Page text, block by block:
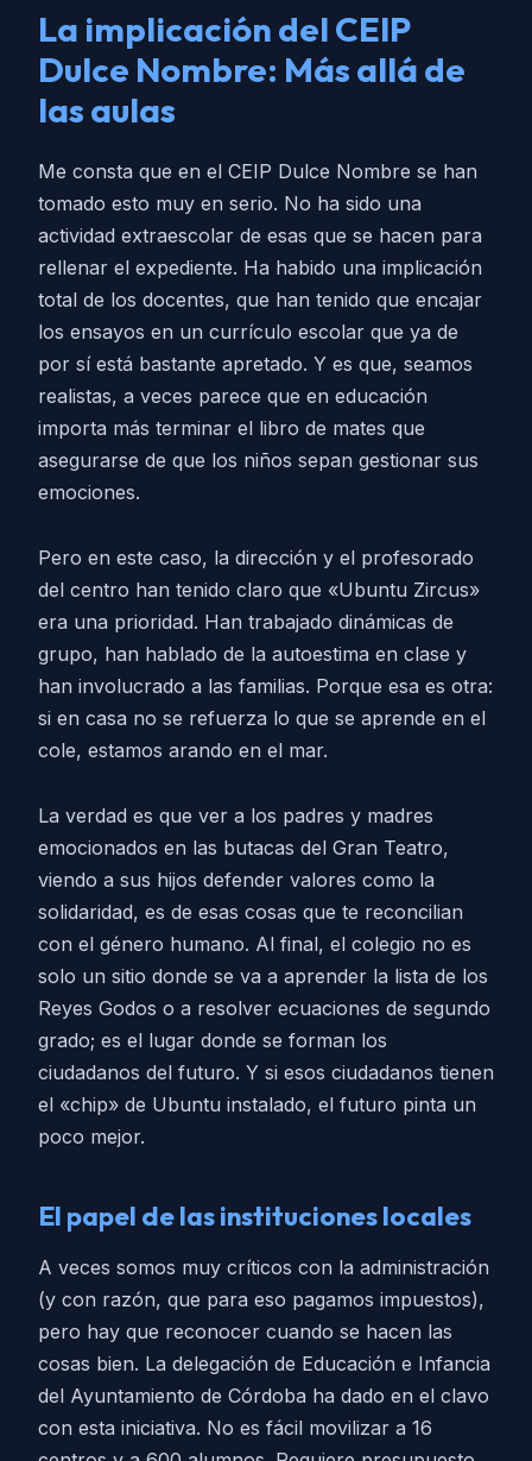
La implicación del CEIP
Dulce Nombre: Más allá de
las aulas
Me consta que en el CEIP Dulce Nombre se han
tomado esto muy en serio. No ha sido una
actividad extraescolar de esas que se hacen para
rellenar el expediente. Ha habido una implicación
total de los docentes, que han tenido que encajar
los ensayos en un currículo escolar que ya de
por sí está bastante apretado. Y es que, seamos
realistas, a veces parece que en educación
importa más terminar el libro de mates que
asegurarse de que los niños sepan gestionar sus
emociones.
Pero en este caso, la dirección y el profesorado
del centro han tenido claro que «Ubuntu Zircus»
era una prioridad. Han trabajado dinámicas de
grupo, han hablado de la autoestima en clase y
han involucrado a las familias. Porque esa es otra:
si en casa no se refuerza lo que se aprende en el
cole, estamos arando en el mar.
La verdad es que ver a los padres y madres
emocionados en las butacas del Gran Teatro,
viendo a sus hijos defender valores como la
solidaridad, es de esas cosas que te reconcilian
con el género humano. Al final, el colegio no es
solo un sitio donde se va a aprender la lista de los
Reyes Godos o a resolver ecuaciones de segundo
grado; es el lugar donde se forman los
ciudadanos del futuro. Y si esos ciudadanos tienen
el «chip» de Ubuntu instalado, el futuro pinta un
poco mejor.
El papel de las instituciones locales
A veces somos muy críticos con la administración
(y con razón, que para eso pagamos impuestos),
pero hay que reconocer cuando se hacen las
cosas bien. La delegación de Educación e Infancia
del Ayuntamiento de Córdoba ha dado en el clavo
con esta iniciativa. No es fácil movilizar a 16